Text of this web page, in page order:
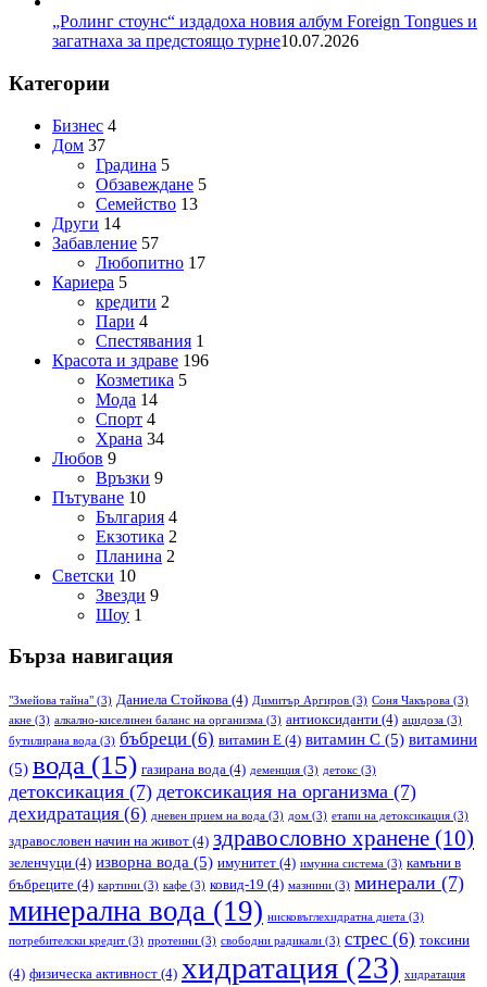
„Ролинг стоунс“ издадоха новия албум Foreign Tongues и
загатнаха за предстоящо турне10.07.2026
Категории
Бизнес 4
Дом 37
Градина 5
Обзавеждане 5
Семейство 13
Други 14
Забавление 57
Любопитно 17
Кариера 5
кредити 2
Пари 4
Спестявания 1
Красота и здраве 196
Козметика 5
Мода 14
Спорт 4
Храна 34
Любов 9
Връзки 9
Пътуване 10
България 4
Екзотика 2
Планина 2
Светски 10
Звезди 9
Шоу 1
Бърза навигация
"Змейова тайна" (3) Даниела Стойкова (4) Димитър Аргиров (3) Соня Чакърова (3)
акне (3) алкално-киселинен баланс на организма (3) антиоксиданти (4) ацидоза (3)
бутилирана вода (3) бъбреци (6) витамин Е (4) витамин С (5) витамини
(5) вода (15) газирана вода (4) деменция (3) детокс (3)
детоксикация (7) детоксикация на организма (7)
дехидратация (6) дневен прием на вода (3) дом (3) етапи на детоксикация (3)
здравословен начин на живот (4) здравословно хранене (10)
зеленчуци (4) изворна вода (5) имунитет (4) имунна система (3) камъни в
бъбреците (4) картини (3) кафе (3) ковид-19 (4) мазнини (3) минерали (7)
минерална вода (19) нисковъглехидратна диета (3)
потребителски кредит (3) протеини (3) свободни радикали (3) стрес (6) токсини
(4) физическа активност (4) хидратация (23) хидратация